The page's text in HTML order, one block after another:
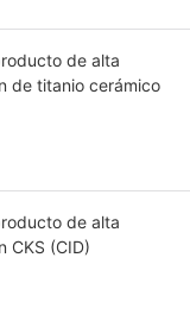
de alta
de titanio cerámico
de alta
CKS (CID)